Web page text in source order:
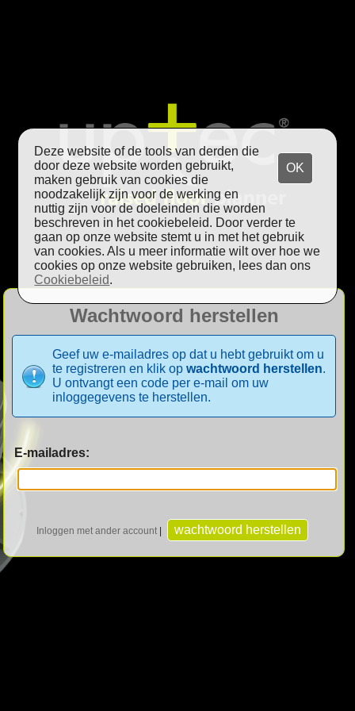
Wachtwoord herstellen
Geef uw e-mailadres op dat u hebt gebruikt om u
te registreren en klik opwachtwoord herstellen.
U ontvangt een code per e-mail om uw
inloggegevens te herstellen.
E-mailadres:
Inloggen met ander account
OK
Deze website of de tools van derden die
door deze website worden gebruikt,
maken gebruik van cookies die
noodzakelijk zijn voor de werking en
nuttig zijn voor de doeleinden die worden
beschreven in het cookiebeleid. Door verder te
gaan op onze website stemt u in met het gebruik
van cookies. Als u meer informatie wilt over hoe we
cookies op onze website gebruiken, lees dan ons
Cookiebeleid.